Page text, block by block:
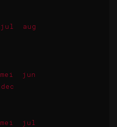
jul
aug
mei
jun
dec
mei
jul